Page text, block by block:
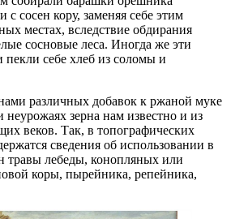
с сосен кору, заменяя себе этим
местах, вследствие обдирания
сосновые леса. Иногда же эти
пекли себе хлеб из соломы и
различных добавок к ржаной муке
зерна нам известно и из
веков. Так, в топографических
сведения об использовании в
травы лебеды, конопляных или
коры, пырейника, репейника,